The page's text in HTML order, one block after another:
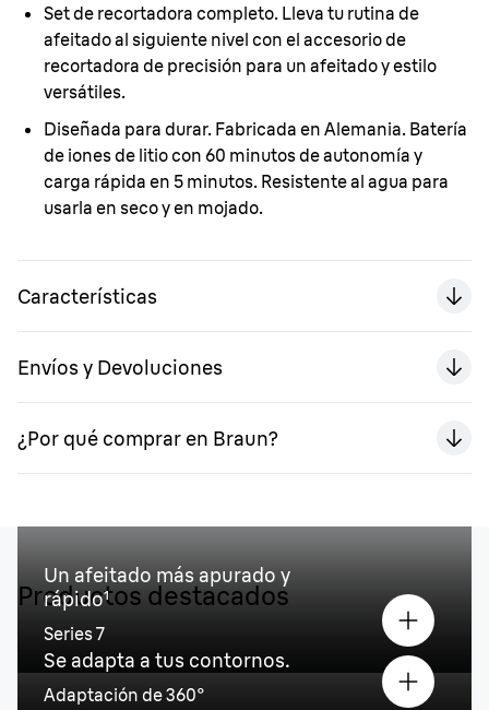
Set de recortadora completo. Lleva tu rutina de
afeitado al siguiente nivel con el accesorio de
recortadora de precisión para un afeitado y estilo
versátiles.
Diseñada para durar. Fabricada en Alemania. Batería
de iones de litio con 60 minutos de autonomía y
carga rápida en 5 minutos. Resistente al agua para
usarla en seco y en mojado.
Características
Envíos y Devoluciones
¿Por qué comprar en Braun?
Productos destacados
Un afeitado más apurado y
rápido¹
Series 7
Se adapta a tus contornos.
Adaptación de 360°